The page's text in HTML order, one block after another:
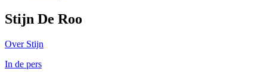
Stijn De Roo
Over Stijn
In de pers